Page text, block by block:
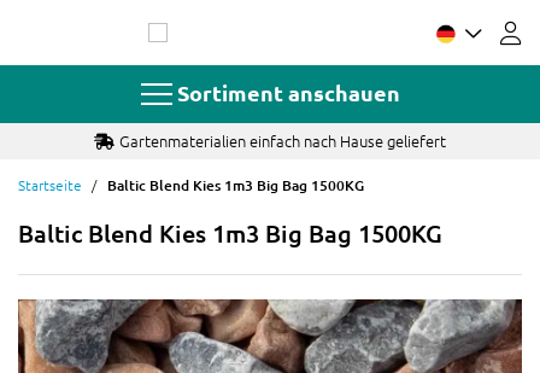
springen
Sortiment anschauen
Gartenmaterialien einfach nach Hause geliefert
Startseite Baltic Blend Kies 1m3 Big Bag 1500KG
Baltic Blend Kies 1m3 Big Bag 1500KG